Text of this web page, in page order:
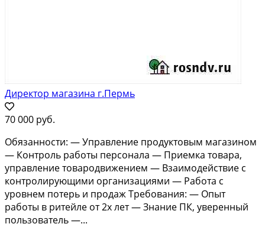
Директор магазина г.Пермь
70 000 руб.
Обязанности: — Управление продуктовым магазином
— Контроль работы персонала — Приемка товара,
управление товародвижением — Взаимодействие с
контролирующими организациями — Работа с
уровнем потерь и продаж Требования: — Опыт
работы в ритейле от 2х лет — Знание ПК, уверенный
пользователь —...